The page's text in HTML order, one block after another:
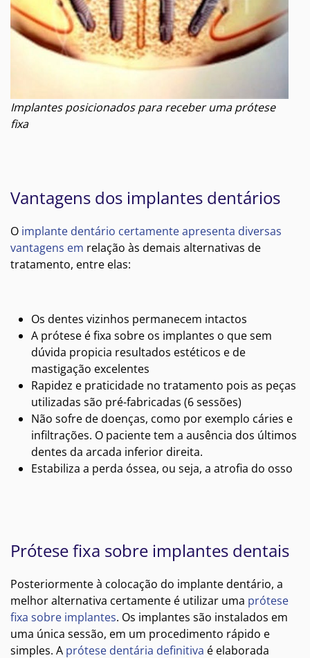
Implantes posicionados para receber uma prótese
fixa
Vantagens dos implantes dentários
O implante dentário certamente apresenta diversas
vantagens em relação às demais alternativas de
tratamento, entre elas:
Os dentes vizinhos permanecem intactos
A prótese é fixa sobre os implantes o que sem
dúvida propicia resultados estéticos e de
mastigação excelentes
Rapidez e praticidade no tratamento pois as peças
utilizadas são pré-fabricadas (6 sessões)
Não sofre de doenças, como por exemplo cáries e
infiltrações. O paciente tem a ausência dos últimos
dentes da arcada inferior direita.
Estabiliza a perda óssea, ou seja, a atrofia do osso
Prótese fixa sobre implantes dentais
Posteriormente à colocação do implante dentário, a
melhor alternativa certamente é utilizar uma prótese
fixa sobre implantes. Os implantes são instalados em
uma única sessão, em um procedimento rápido e
simples. A prótese dentária definitiva é elaborada